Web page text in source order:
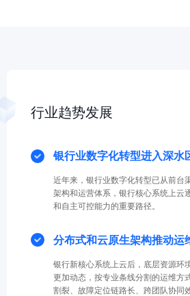
行业趋势发展
银行业数字化转型进入深水
近年来，银行业数字化转型已从前台
架构和运营体系，银行核心系统上云
和自主可控能力的重要路径。
分布式和云原生架构推动运
银行新核心系统上云后，底层资源环
更加动态，按专业条线分割的运维方
割裂、故障定位链路长、跨团队协同